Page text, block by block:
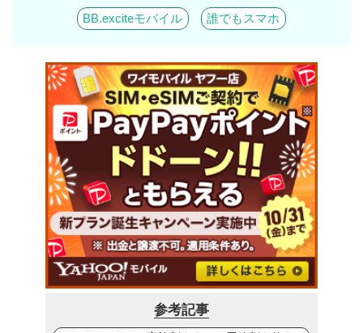
BB.exciteモバイル 誰でもスマホ
参考記事